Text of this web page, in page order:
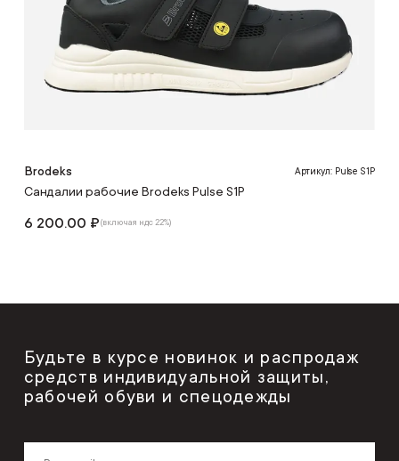
Brodeks Артикул: Pulse S1P
Сандалии рабочие Brodeks Pulse S1P
6 200.00 ₽(включая ндс 22%)
Будьте в курсе новинок и распродаж
средств индивидуальной защиты,
рабочей обуви и спецодежды